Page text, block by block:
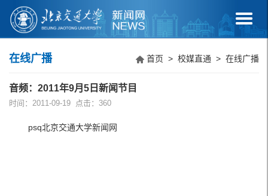
在线广播 首页 > 校媒直通 > 在线广播
音频：2011年9月5日新闻节目
时间：2011-09-19 点击： 360
psq北京交通大学新闻网